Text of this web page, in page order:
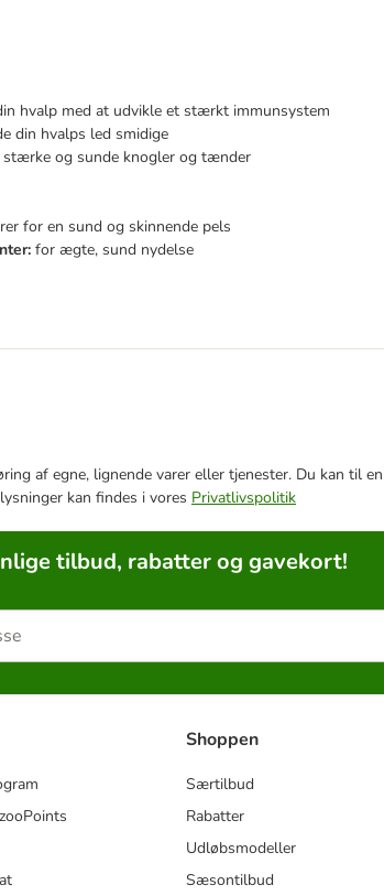
hvalp med at udvikle et stærkt immunsystem
din hvalps led smidige
og sunde knogler og tænder
for en sund og skinnende pels
for ægte, sund nydelse
af egne, lignende varer eller tjenester. Du kan til
kan findes i vores Privatlivspolitik
tilbud, rabatter og gavekort!
Shoppen
Særtilbud
Rabatter
Udløbsmodeller
Sæsontilbud